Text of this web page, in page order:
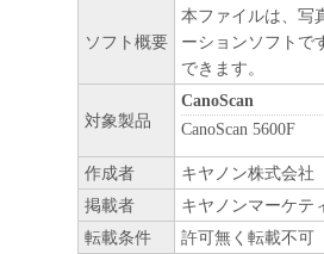
ソフト概要
本ファイルは、写
ーションソフトで
できます。
対象製品
CanoScan
CanoScan 5600F
作成者
キヤノン株式会社
掲載者
キヤノンマーケテ
転載条件
許可無く転載不可